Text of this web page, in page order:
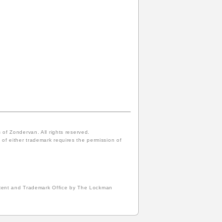
Zondervan. All rights reserved.
either trademark requires the permission of
and Trademark Office by The Lockman